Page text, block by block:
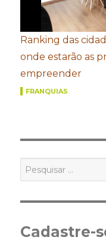
Ranking das
onde estarão as
empreender
FRANQUIAS
por:
Cadastre-